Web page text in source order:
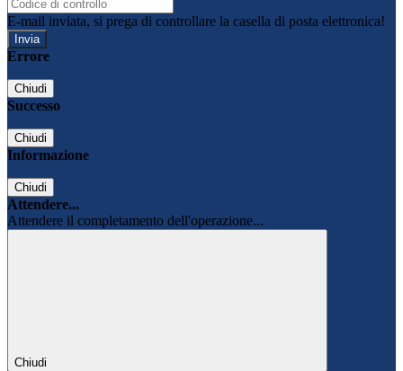
E-mail inviata, si prega di controllare la casella di posta elettronica!
Errore
Chiudi
Successo
Chiudi
Informazione
Chiudi
Attendere...
Attendere il completamento dell'operazione...
Chiudi